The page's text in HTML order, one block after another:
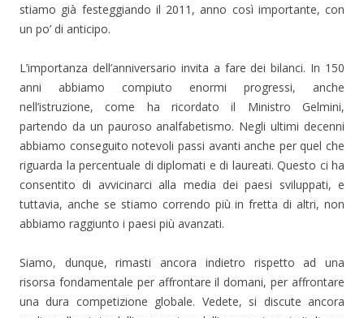
stiamo già festeggiando il 2011, anno così importante, con
un po’ di anticipo.
L’importanza dell’anniversario invita a fare dei bilanci. In 150
anni abbiamo compiuto enormi progressi, anche
nell’istruzione, come ha ricordato il Ministro Gelmini,
partendo da un pauroso analfabetismo. Negli ultimi decenni
abbiamo conseguito notevoli passi avanti anche per quel che
riguarda la percentuale di diplomati e di laureati. Questo ci ha
consentito di avvicinarci alla media dei paesi sviluppati, e
tuttavia, anche se stiamo correndo più in fretta di altri, non
abbiamo raggiunto i paesi più avanzati.
Siamo, dunque, rimasti ancora indietro rispetto ad una
risorsa fondamentale per affrontare il domani, per affrontare
una dura competizione globale. Vedete, si discute ancora